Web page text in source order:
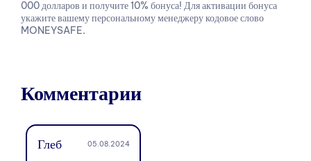
000 долларов и получите 10% бонуса! Для активации бонуса
укажите вашему персональному менеджеру кодовое слово
MONEYSAFE.
Комментарии
Глеб 05.08.2024